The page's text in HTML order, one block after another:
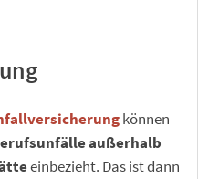
können
außerhalb
einbezieht. Das ist dann